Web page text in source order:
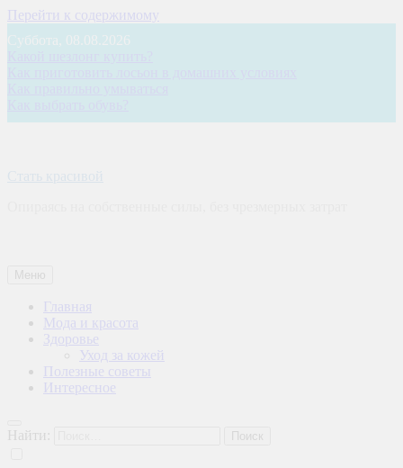
Перейти к содержимому
Суббота, 08.08.2026
Меню
Главная
Мода и красота
Здоровье
Уход за кожей
Полезные советы
Интересное
Найти: